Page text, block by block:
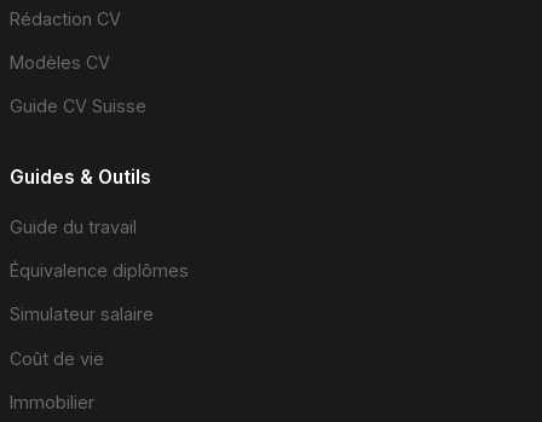
Rédaction CV
Modèles CV
Guide CV Suisse
Guides & Outils
Guide du travail
Équivalence diplômes
Simulateur salaire
Coût de vie
Immobilier